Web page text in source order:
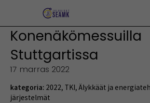
Konenäkömessuilla
Stuttgartissa
17 marras 2022
kategoria: 2022, TKI, Älykkäät ja
järjestelmät